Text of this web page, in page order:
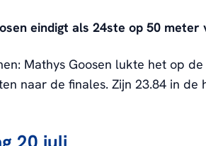
eindigt als 24ste op 50 meter
Mathys Goosen lukte het op
naar de finales. Zijn 23.84 in